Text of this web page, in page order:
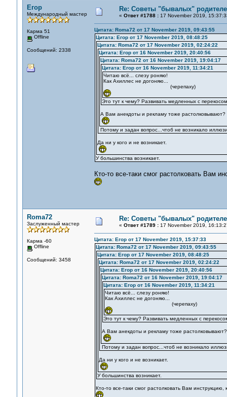
Егор
Международный мастер
Карма 51
Offline
Сообщений: 2338
Re: Советы "бывалых"
« Ответ #1788 :17 November 2019,
Цитата: Roma72 от 17 November 2019, 09:43:55
Цитата: Егор от 17 November 2019, 08:48:25
Цитата: Roma72 от 17 November 2019, 02:24:22
Цитата: Егор от 16 November 2019, 20:40:56
Цитата: Roma72 от 16 November 2019, 19:04:17
Цитата: Егор от 16 November 2019, 11:34:21
Читаю всё... слезу роняю!
Как Ахиллес не догоняю...
(черепаху)
Это тут к чему? Развивать медленных с
А Вам анекдоты и рекламу тоже растолковывают?
Потому и задан вопрос...чтоб не возникало
Да ни у кого и не возникает.
У большинства возникает.
Кто-то все-таки смог растолковать Вам
Roma72
Заслуженный мастер
Карма -60
Offline
Сообщений: 3458
Re: Советы "бывалых"
« Ответ #1789 :17 November 2019,
Цитата: Егор от 17 November 2019, 15:37:33
Цитата: Roma72 от 17 November 2019, 09:43:55
Цитата: Егор от 17 November 2019, 08:48:25
Цитата: Roma72 от 17 November 2019, 02:24:22
Цитата: Егор от 16 November 2019, 20:40:56
Цитата: Roma72 от 16 November 2019, 19:04:17
Цитата: Егор от 16 November 2019, 11:34:21
Читаю всё... слезу роняю!
Как Ахиллес не догоняю...
(черепаху)
Это тут к чему? Развивать медленных с
А Вам анекдоты и рекламу тоже растолковывают?
Потому и задан вопрос...чтоб не возникало
Да ни у кого и не возникает.
У большинства возникает.
Кто-то все-таки смог растолковать Вам инструкцию,